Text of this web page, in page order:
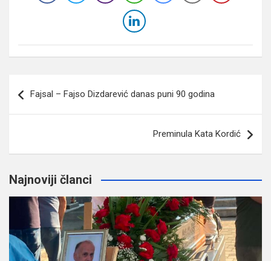
članaka
Fajsal – Fajso Dizdarević danas puni 90 godina
Preminula Kata Kordić
Najnoviji članci